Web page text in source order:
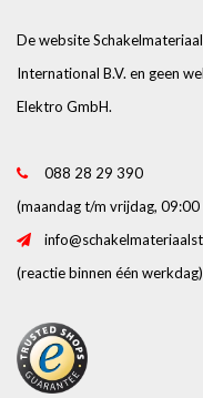
De website
International B.V. en geen
Elektro GmbH.
088 28 29 390
(maandag t/m vrijdag,
(reactie binnen één werkdag)